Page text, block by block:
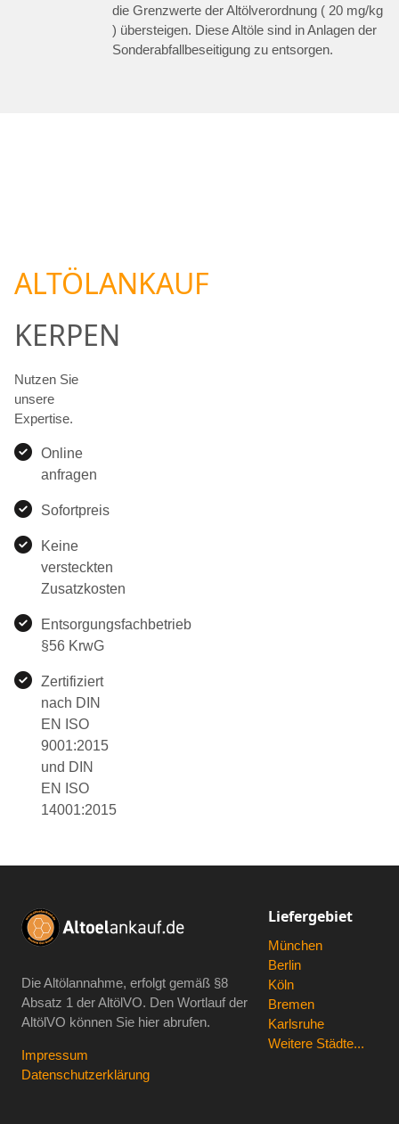
die Grenzwerte der Altölverordnung ( 20 mg/kg
) übersteigen. Diese Altöle sind in Anlagen der
Sonderabfallbeseitigung zu entsorgen.
ALTÖLANKAUF
KERPEN
Nutzen Sie
unsere
Expertise.
Online
anfragen
Sofortpreis
Keine
versteckten
Zusatzkosten
Entsorgungsfachbetrieb
§56 KrwG
Zertifiziert
nach DIN
EN ISO
9001:2015
und DIN
EN ISO
14001:2015
Die Altölannahme, erfolgt gemäß §8
Absatz 1 der AltölVO. Den Wortlauf der
AltölVO können Sie hier abrufen.
Impressum
Datenschutzerklärung
Liefergebiet
München
Berlin
Köln
Bremen
Karlsruhe
Weitere Städte...